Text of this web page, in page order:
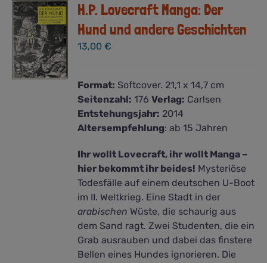
H.P. Lovecraft Manga: Der
Hund und andere Geschichten
13,00€
Format: Softcover. 21,1 x 14,7 cm
Seitenzahl: 176Verlag: Carlsen
Entstehungsjahr: 2014
Altersempfehlung: ab 15 Jahren
Ihr wollt Lovecraft, ihr wollt Manga –
hier bekommt ihr beides! Mysteriöse
Todesfälle auf einem deutschen U-Boot
im II. Weltkrieg. Eine Stadt in der
arabischen Wüste, die schaurig aus
dem Sand ragt. Zwei Studenten, die ein
Grab ausrauben und dabei das finstere
Bellen eines Hundes ignorieren. Die